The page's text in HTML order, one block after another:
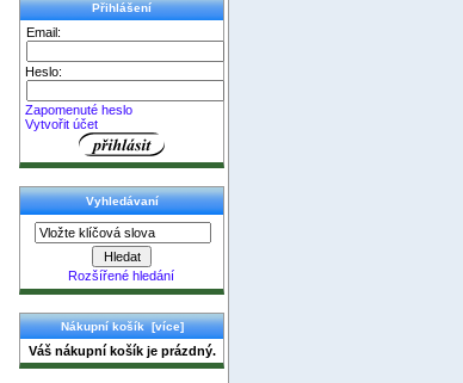
Přihlášení
Email:
Heslo:
Zapomenuté heslo
Vytvořit účet
Vyhledávaní
Rozšířené hledání
Nákupní košík [více]
Váš nákupní košík je prázdný.